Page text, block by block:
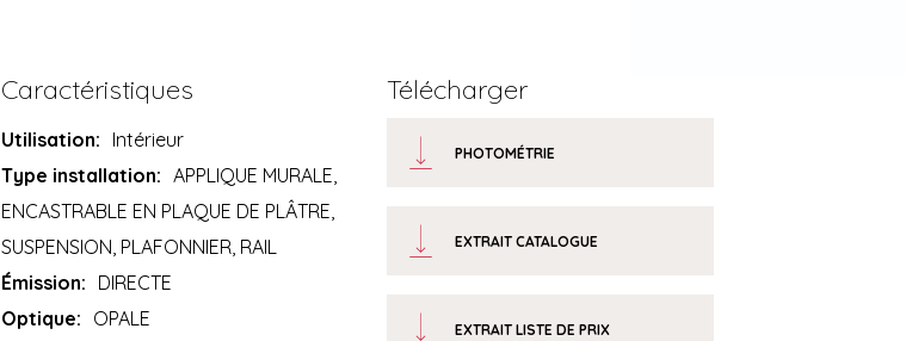
Caractéristiques
Utilisation: Intérieur
Type installation: APPLIQUE MURALE,
ENCASTRABLE EN PLAQUE DE PLÂTRE,
SUSPENSION, PLAFONNIER, RAIL
Émission: DIRECTE
Optique: OPALE
Télécharger
PHOTOMÉTRIE
EXTRAIT CATALOGUE
EXTRAIT LISTE DE PRIX